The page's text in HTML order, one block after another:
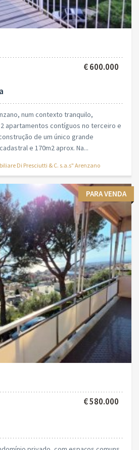
€ 600.000
num contexto tranquilo,
apartamentos contíguos no terceiro e
de um único grande
e 170m2 aprox. Na...
Di Presciutti & C. s.a.s" Arenzano
PARA VENDA
€ 580.000